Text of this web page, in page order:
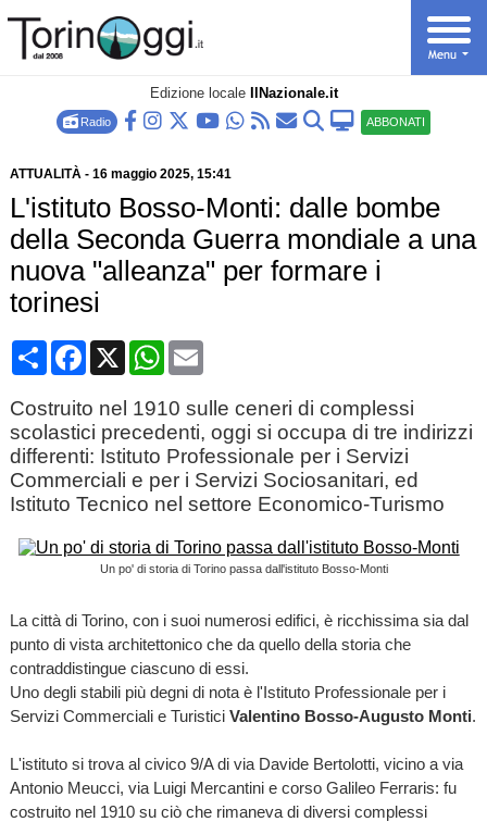
Edizione locale IlNazionale.it
Radio ABBONATI
ATTUALITÀ- 16 maggio 2025, 15:41
L'istituto Bosso-Monti: dalle bombe
della Seconda Guerra mondiale a una
nuova "alleanza" per formare i
torinesi
CondividiFacebook
X WhatsApp
Email
Costruito nel 1910 sulle ceneri di complessi
scolastici precedenti, oggi si occupa di tre indirizzi
differenti: Istituto Professionale per i Servizi
Commerciali e per i Servizi Sociosanitari, ed
Istituto Tecnico nel settore Economico-Turismo
Un po' di storia di Torino passa dall'istituto Bosso-Monti
La città di Torino, con i suoi numerosi edifici, è ricchissima sia dal
punto di vista architettonico che da quello della storia che
contraddistingue ciascuno di essi.
Uno degli stabili più degni di nota è l'Istituto Professionale per i
Servizi Commerciali e Turistici Valentino Bosso-Augusto Monti.
L'istituto si trova al civico 9/A di via Davide Bertolotti, vicino a via
Antonio Meucci, via Luigi Mercantini e corso Galileo Ferraris: fu
costruito nel 1910 su ciò che rimaneva di diversi complessi